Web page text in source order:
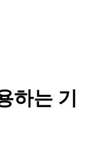
하는 기